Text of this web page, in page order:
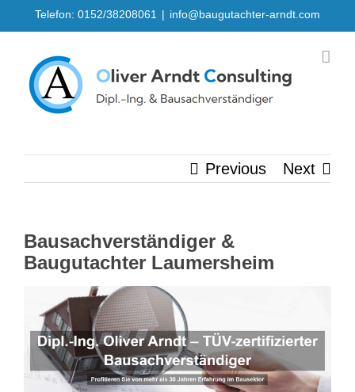
to
content
Telefon: 0152/38208061 | info@baugutachter-arndt.com
Previous Next
Bausachverständiger &
Baugutachter Laumersheim